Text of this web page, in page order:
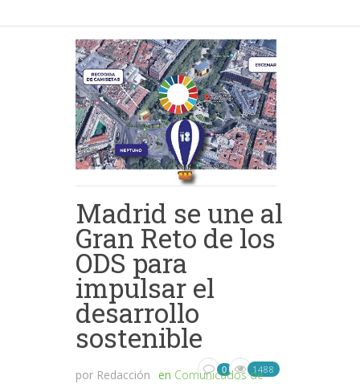
Madrid se une al
Gran Reto de los
ODS para
impulsar el
desarrollo
sostenible
por Redacción en Comunicados de
0 1488